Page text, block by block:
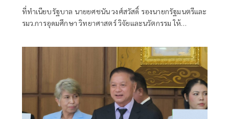
แข็ง
ที่ทำเนียบรัฐบาล นายยศชนัน วงศ์สวัสดิ์ รองนายกรัฐมนตรีและ
รมว.การอุดมศึกษา วิทยาศาสตร์ วิจัยและนวัตกรรม ให้